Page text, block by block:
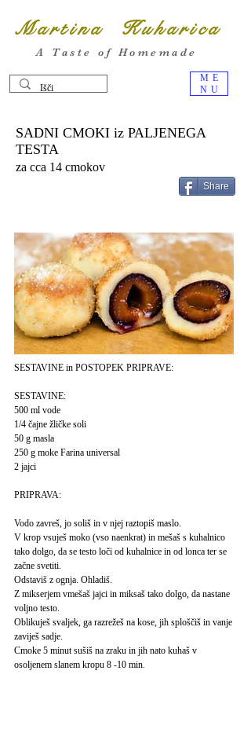
ME
NU
Martina Kuharica
A Taste of Homemade
SADNI CMOKI iz PALJENEGA
TESTA
za cca 14 cmokov
Share
SESTAVINE in POSTOPEK PRIPRAVE:
SESTAVINE:
500 ml vode
1/4 čajne žličke soli
50 g masla
250 g moke Farina universal
2 jajci
PRIPRAVA:
Vodo zavreš, jo soliš in v njej raztopiš maslo.
V krop vsuješ moko (vso naenkrat) in mešaš s kuhalnico
tako dolgo, da se testo loči od kuhalnice in od lonca ter se
začne svetiti.
Odstaviš z ognja. Ohladiš.
Z mikserjem vmešaš jajci in miksaš tako dolgo, da nastane
voljno testo.
Oblikuješ svaljek, ga razrežeš na kose, jih sploščiš in vanje
zaviješ sadje.
Cmoke 5 minut sušiš na zraku in jih nato kuhaš v
osoljenem slanem kropu 8 -10 min.